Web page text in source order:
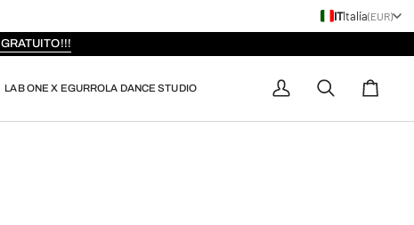
ITItalia(EUR)
GRATUITO!!!
LAB ONE X EGURROLA DANCE STUDIO
Il
Ricerca Carrello